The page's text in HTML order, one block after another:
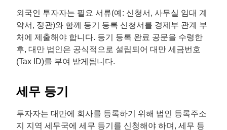
외국인 투자자는 필요 서류(예: 신청서, 사무실 임대 계
약서, 정관)와 함께 등기 등록 신청서를 경제부 관계 부
처에 제출해야 합니다. 등기 등록 완료 공문을 수령한
후, 대만 법인은 공식적으로 설립되어 대만 세금번호
(Tax ID)를 부여 받게됩니다.
세무 등기
투자자는 대만에 회사를 등록하기 위해 법인 등록주소
지 지역 세무국에 세무 등기를 신청해야 하며, 세무 등